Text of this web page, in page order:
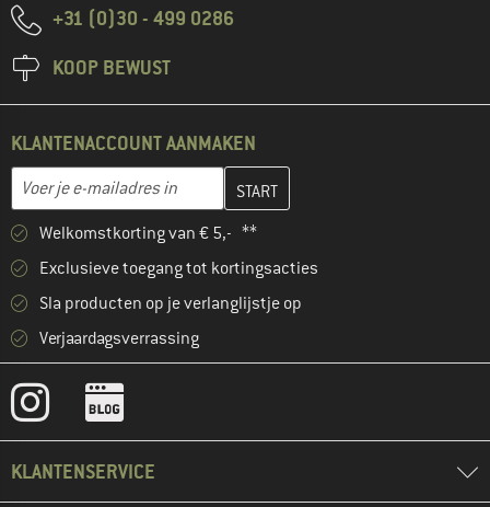
+31 (0)30 - 499 0286
KOOP BEWUST
KLANTENACCOUNT AANMAKEN
E-mailadres
Vul je e-mailadres hier in en maak in de volgende stap je
Welkomstkorting van € 5,- **
Exclusieve toegang tot kortingsacties
Sla producten op je verlanglijstje op
Verjaardagsverrassing
KLANTENSERVICE